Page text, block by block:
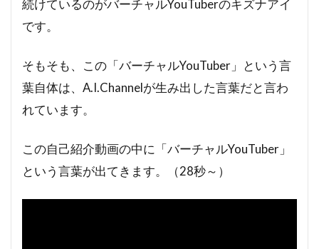
続けているのがバーチャルYouTuberのキズナアイ
です。
そもそも、この「バーチャルYouTuber」という言
葉自体は、A.I.Channelが生み出した言葉だと言わ
れています。
この自己紹介動画の中に「バーチャルYouTuber」
という言葉が出てきます。（28秒～）